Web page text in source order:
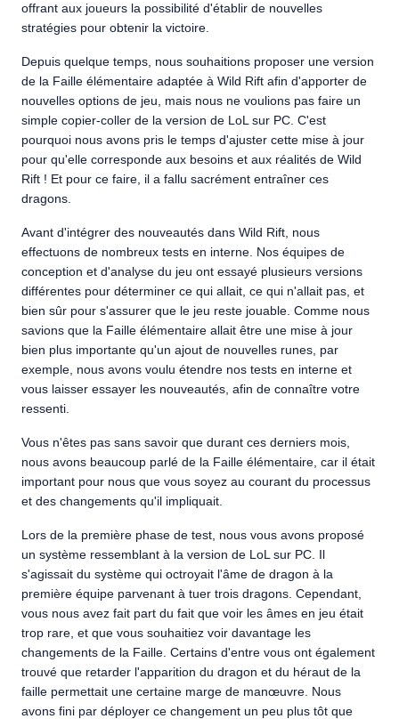
offrant aux joueurs la possibilité d'établir de nouvelles
stratégies pour obtenir la victoire.
Depuis quelque temps, nous souhaitions proposer une version
de la Faille élémentaire adaptée à Wild Rift afin d'apporter de
nouvelles options de jeu, mais nous ne voulions pas faire un
simple copier-coller de la version de LoL sur PC. C'est
pourquoi nous avons pris le temps d'ajuster cette mise à jour
pour qu'elle corresponde aux besoins et aux réalités de Wild
Rift ! Et pour ce faire, il a fallu sacrément entraîner ces
dragons.
Avant d'intégrer des nouveautés dans Wild Rift, nous
effectuons de nombreux tests en interne. Nos équipes de
conception et d'analyse du jeu ont essayé plusieurs versions
différentes pour déterminer ce qui allait, ce qui n'allait pas, et
bien sûr pour s'assurer que le jeu reste jouable. Comme nous
savions que la Faille élémentaire allait être une mise à jour
bien plus importante qu'un ajout de nouvelles runes, par
exemple, nous avons voulu étendre nos tests en interne et
vous laisser essayer les nouveautés, afin de connaître votre
ressenti.
Vous n'êtes pas sans savoir que durant ces derniers mois,
nous avons beaucoup parlé de la Faille élémentaire, car il était
important pour nous que vous soyez au courant du processus
et des changements qu'il impliquait.
Lors de la première phase de test, nous vous avons proposé
un système ressemblant à la version de LoL sur PC. Il
s'agissait du système qui octroyait l'âme de dragon à la
première équipe parvenant à tuer trois dragons. Cependant,
vous nous avez fait part du fait que voir les âmes en jeu était
trop rare, et que vous souhaitiez voir davantage les
changements de la Faille. Certains d'entre vous ont également
trouvé que retarder l'apparition du dragon et du héraut de la
faille permettait une certaine marge de manœuvre. Nous
avons fini par déployer ce changement un peu plus tôt que